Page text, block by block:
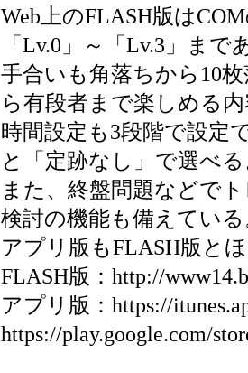
Web上のFLASH版は
「Lv.0」～「Lv.3」­まで
手合いも角落ちから10
ら有段者まで楽しめる
時間設定も3段階で設定
と「定跡なし」で選べ
また、終盤問題などで
検討の機能も備えてい
アプリ版もFLASH版と
FLASH版：http://
アプリ版：https://
https://play.google.com/